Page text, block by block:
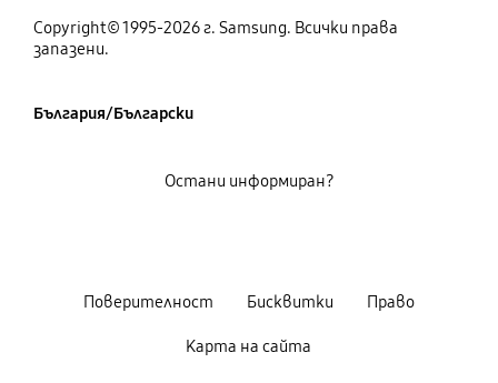
Copyright© 1995-2026 г. Samsung. Всички права
запазени.
България/Български
Поверителност Бисквитки Право
Карта на сайта
Остани информиран?